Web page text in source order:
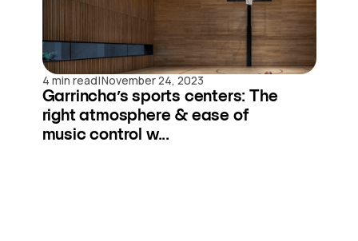
4 min read|November 24, 2023
Garrincha’s sports centers: The
right atmosphere & ease of
music control w...